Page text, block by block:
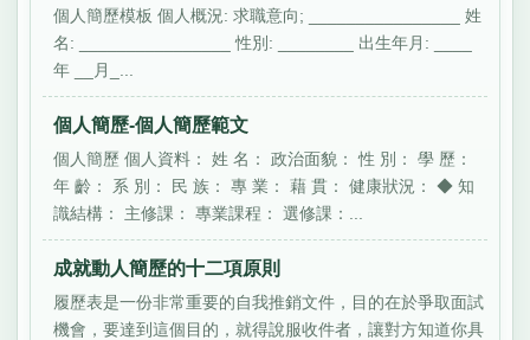
個人簡歷模板 個人概況: 求職意向; ________________ 姓
名: ________________ 性別: ________ 出生年月: ____
年 __月_...
個人簡歷-個人簡歷範文
個人簡歷 個人資料： 姓 名： 政治面貌： 性 別： 學 歷：
年 齡： 系 別： 民 族： 專 業： 藉 貫： 健康狀況： ◆ 知
識結構： 主修課： 專業課程： 選修課：...
成就動人簡歷的十二項原則
履歷表是一份非常重要的自我推銷文件，目的在於爭取面試
機會，要達到這個目的，就得說服收件者，讓對方知道你具